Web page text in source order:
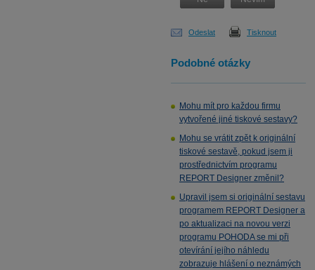
Odeslat Tisknout
Podobné otázky
Mohu mít pro každou firmu
vytvořené jiné tiskové sestavy?
Mohu se vrátit zpět k originální
tiskové sestavě, pokud jsem ji
prostřednictvím programu
REPORT Designer změnil?
Upravil jsem si originální sestavu
programem REPORT Designer a
po aktualizaci na novou verzi
programu POHODA se mi při
otevírání jejího náhledu
zobrazuje hlášení o neznámých